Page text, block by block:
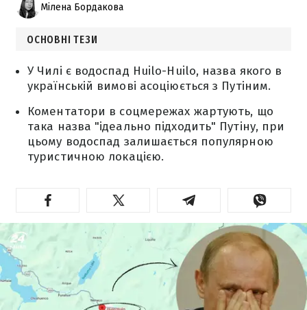
Мілена Бордакова
ОСНОВНІ ТЕЗИ
У Чилі є водоспад Huilo-Huilo, назва якого в
українській вимові асоціюється з Путіним.
Коментатори в соцмережах жартують, що
така назва "ідеально підходить" Путіну, при
цьому водоспад залишається популярною
туристичною локацією.